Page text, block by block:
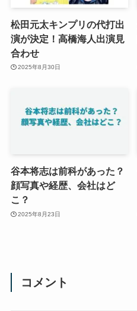
松田元太キンプリの代打出
演が決定！高橋海人出演見
合わせ
2025年8月30日
谷本将志は前科があった？
顔写真や経歴、会社はど
こ？
2025年8月23日
コメント